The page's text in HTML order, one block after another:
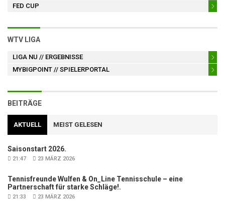
FED CUP
WTV LIGA
LIGA NU // ERGEBNISSE
MYBIGPOINT // SPIELERPORTAL
BEITRÄGE
AKTUELL MEIST GELESEN
Saisonstart 2026.
21:47 23 MÄRZ 2026
Tennisfreunde Wulfen & On_Line Tennisschule – eine
Partnerschaft für starke Schläge!.
21:33 23 MÄRZ 2026